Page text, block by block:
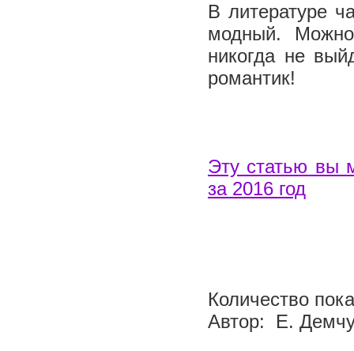
В литературе
модный.
никогда не
романтик!
Эту статью вы
за 2016 год
Количество
Автор: Е.